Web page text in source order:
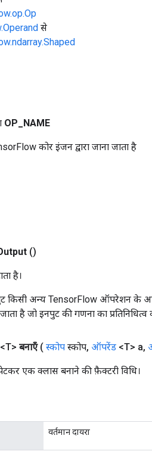
से
OP NAME
कोर इंजन द्वारा जाना जाता है
()
है।
किसी अन्य TensorFlow ऑपरेशन के
है जो इनपुट की गणना का प्रतिनिधित्व
<T> बनाएँ ( स्कोप स्कोप, ऑपरेंड <T> a,
एक क्लास बनाने की फ़ैक्टरी विधि।
वर्तमान दायरा